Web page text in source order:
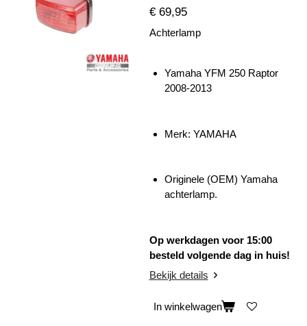
€ 69,95
Achterlamp
Yamaha YFM 250 Raptor
2008-2013
Merk: YAMAHA
Originele (OEM) Yamaha
achterlamp.
Op werkdagen voor 15:00
besteld volgende dag in huis!
Bekijk details
In winkelwagen